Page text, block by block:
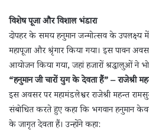
विशेष पूजा और विशाल भंडारा
दोपहर के समय हनुमान जन्मोत्सव के
महापूजा और श्रृंगार किया गया। इस पावन
आयोजन किया गया, जहां हजारों श्रद्धालुओं ने
“हनुमान जी चारों युग के देवता हैं” – राजेश्री
इस अवसर पर महामंडलेश्वर राजेश्री महन्त
संबोधित करते हुए कहा कि भगवान हनुमान
के जागृत देवता हैं। उन्होंने कहा: